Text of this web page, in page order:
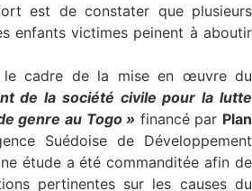
est de constater que plusieurs
enfants victimes peinent à aboutir
le cadre de la mise en œuvre du
de la société civile pour la lutte
genre au Togo » financé par Plan
Suédoise de Développement
étude a été commanditée afin de
pertinentes sur les causes du